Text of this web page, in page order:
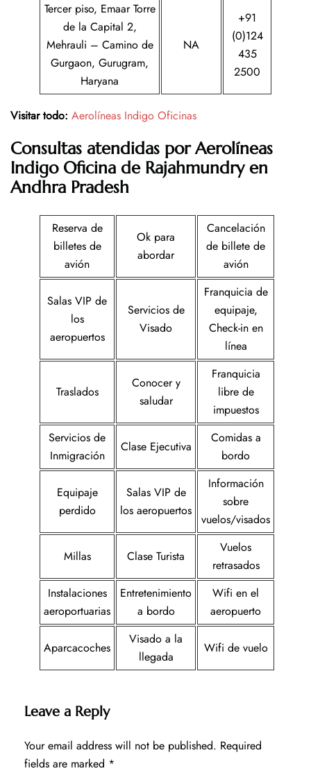
Tercer piso, Emaar Torre
de la Capital 2,
Mehrauli – Camino de
Gurgaon, Gurugram,
Haryana
NA
+91
(0)124
435
2500
Visitar todo: Aerolíneas Indigo Oficinas
Consultas atendidas por Aerolíneas
Indigo Oficina de Rajahmundry en
Andhra Pradesh
Reserva de
billetes de
avión
Ok para
abordar
Cancelación
de billete de
avión
Salas VIP de
los
aeropuertos
Servicios de
Visado
Franquicia de
equipaje,
Check-in en
línea
Traslados
Conocer y
saludar
Franquicia
libre de
impuestos
Servicios de
Inmigración
Clase Ejecutiva
Comidas a
bordo
Equipaje
perdido
Salas VIP de
los aeropuertos
Información
sobre
vuelos/visados
Millas Clase Turista
Vuelos
retrasados
Instalaciones
aeroportuarias
Entretenimiento
a bordo
Wifi en el
aeropuerto
Aparcacoches
Visado a la
llegada
Wifi de vuelo
Leave a Reply
Your email address will not be published. Required
fields are marked *